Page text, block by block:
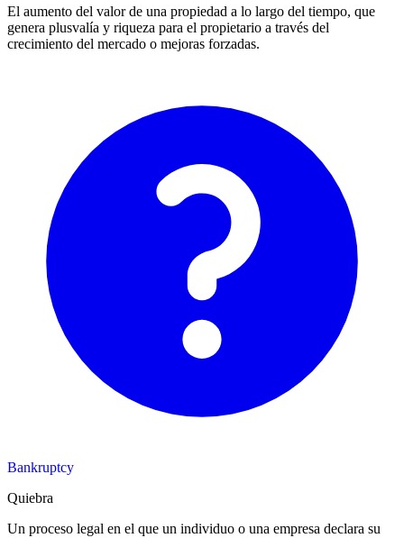
El aumento del valor de una propiedad a lo largo del tiempo, que
genera plusvalía y riqueza para el propietario a través del
crecimiento del mercado o mejoras forzadas.
Bankruptcy
Quiebra
Un proceso legal en el que un individuo o una empresa declara su